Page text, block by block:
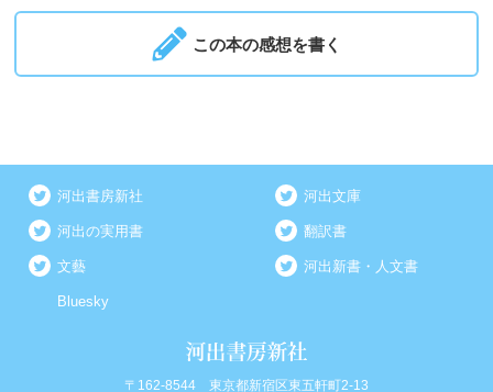
この本の感想を書く
河出書房新社 河出文庫
河出の実用書 翻訳書
文藝 河出新書・人文書
Bluesky
〒162-8544 東京都新宿区東五軒町2-13